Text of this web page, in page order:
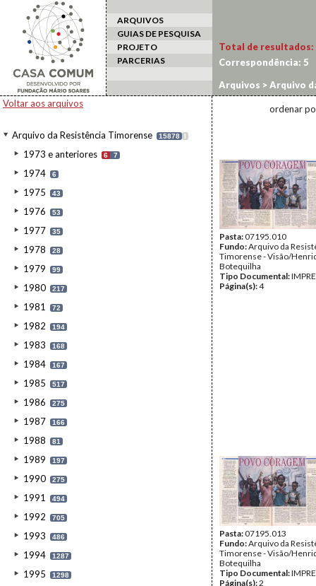
ARQUIVOS
GUIAS DE PESQUISA
PROJETO
PARCERIAS
Voltar aos arquivos
Arquivo da Resistência Timorense 15878 I
1973 e anteriores 6 7
1974 6
1975 43
1976 53
1977 35
1978 28
1979 99
1980 217
1981 72
1982 194
1983 168
1984 167
1985 517
1986 275
1987 166
1988 81
1989 197
1990 275
1991 494
1992 705
1993 486
1994 1287
1995 1298
Total de resultados:
Correspondência: 5
Arquivos >Arquivo
ordenar
Pasta:07195.010
Fundo:Arquivo da
Timorense - Visão/
Botequilha
Tipo Documental:
Página(s):4
Pasta:07195.013
Fundo:Arquivo da
Timorense - Visão/
Botequilha
Tipo Documental:
Página(s):2